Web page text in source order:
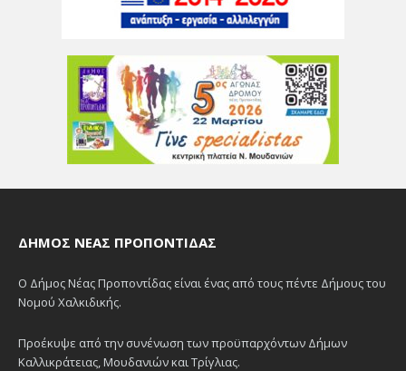
ΔΉΜΟΣ ΝΈΑΣ ΠΡΟΠΟΝΤΊΔΑΣ
Ο Δήμος Νέας Προποντίδας είναι ένας από τους πέντε Δήμους του
Νομού Χαλκιδικής.
Προέκυψε από την συνένωση των προϋπαρχόντων Δήμων
Καλλικράτειας, Μουδανιών και Τρίγλιας.